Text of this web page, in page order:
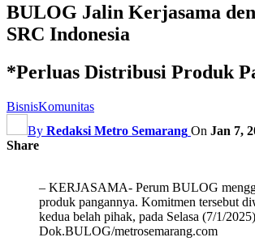
BULOG Jalin Kerjasama
SRC Indonesia
*Perluas Distribusi Produk
BisnisKomunitas
By Redaksi Metro Semarang On Jan 7,
Share
– KERJASAMA- Perum BULOG
produk pangannya. Komitmen tersebut
kedua belah pihak, pada Selasa (7/1/
Dok.BULOG/metrosemarang.com